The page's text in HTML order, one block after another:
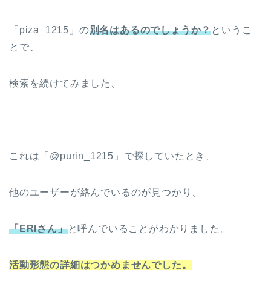
「piza_1215」の別名はあるのでしょうか？というこ
とで、
検索を続けてみました、
これは「@purin_1215」で探していたとき、
他のユーザーが絡んでいるのが見つかり、
「ERIさん」と呼んでいることがわかりました。
活動形態の詳細はつかめませんでした。